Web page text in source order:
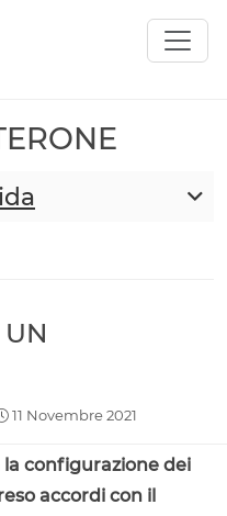
11 Novembre 2021
configurazione dei
accordi con il